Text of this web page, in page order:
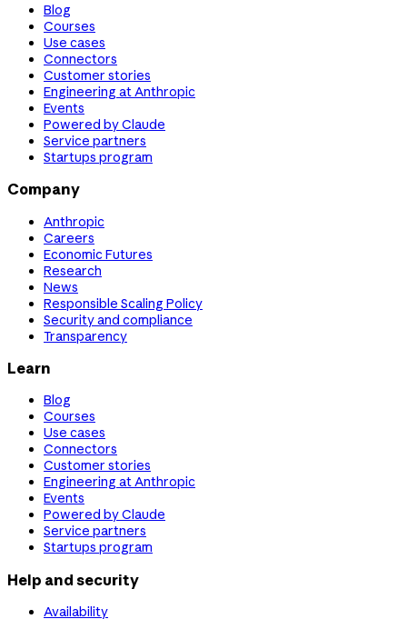
Blog
Courses
Use cases
Connectors
Customer stories
Engineering at Anthropic
Events
Powered by Claude
Service partners
Startups program
Company
Anthropic
Careers
Economic Futures
Research
News
Responsible Scaling Policy
Security and compliance
Transparency
Learn
Blog
Courses
Use cases
Connectors
Customer stories
Engineering at Anthropic
Events
Powered by Claude
Service partners
Startups program
Help and security
Availability